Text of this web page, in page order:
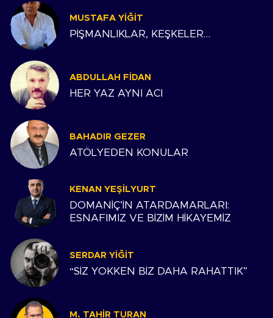
MUSTAFA YIĞIT
PİŞMANLIKLAR, KEŞKELER…
ABDULLAH FIDAN
HER YAZ AYNI ACI
BAHADIR GEZER
ATÖLYEDEN KONULAR
KENAN YEŞILYURT
DOMANİÇ’İN ATARDAMARLARI:
ESNAFIMIZ VE BİZİM HİKAYEMİZ
SERDAR YIĞIT
“SİZ YOKKEN BİZ DAHA RAHATTIK”
M. TAHIR TURAN